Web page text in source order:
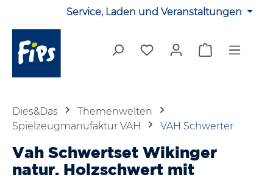
Zum Hauptinhalt springenService, Laden und Veranstaltungen
Du hast 0 Produkte auf
Warenkorb
Dies&Das
Themenwelten
Spielzeugmanufaktur VAH
VAH Schwerter
Vah Schwertset Wikinger
natur. Holzschwert mit